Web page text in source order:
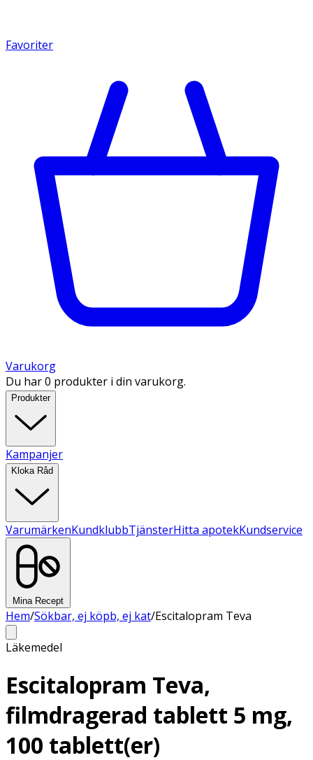
Favoriter
Varukorg
Du har 0 produkter i din varukorg.
Produkter
Kampanjer
Kloka Råd
VarumärkenKundklubbTjänsterHitta apotekKundservice
Mina Recept
Hem/Sökbar, ej köpb, ej kat/Escitalopram Teva
Läkemedel
Escitalopram Teva,
filmdragerad tablett 5 mg,
100 tablett(er)